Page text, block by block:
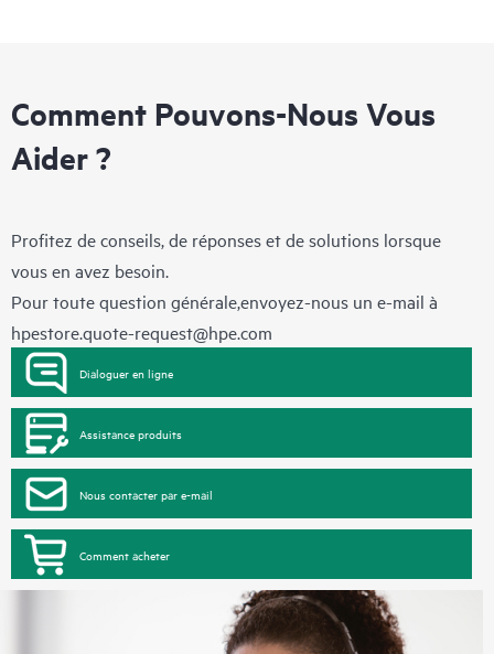
Comment Pouvons-Nous Vous
Aider ?
Profitez de conseils, de réponses et de solutions lorsque
vous en avez besoin.
Pour toute question générale,envoyez-nous un e-mail à
hpestore.quote-request@hpe.com
Dialoguer en ligne
Assistance produits
Nous contacter par e-mail
Comment acheter